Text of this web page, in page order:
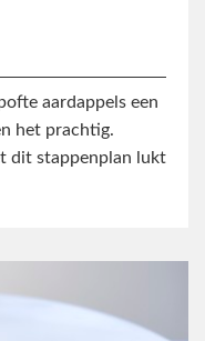
aardappels een
het prachtig.
dit stappenplan lukt